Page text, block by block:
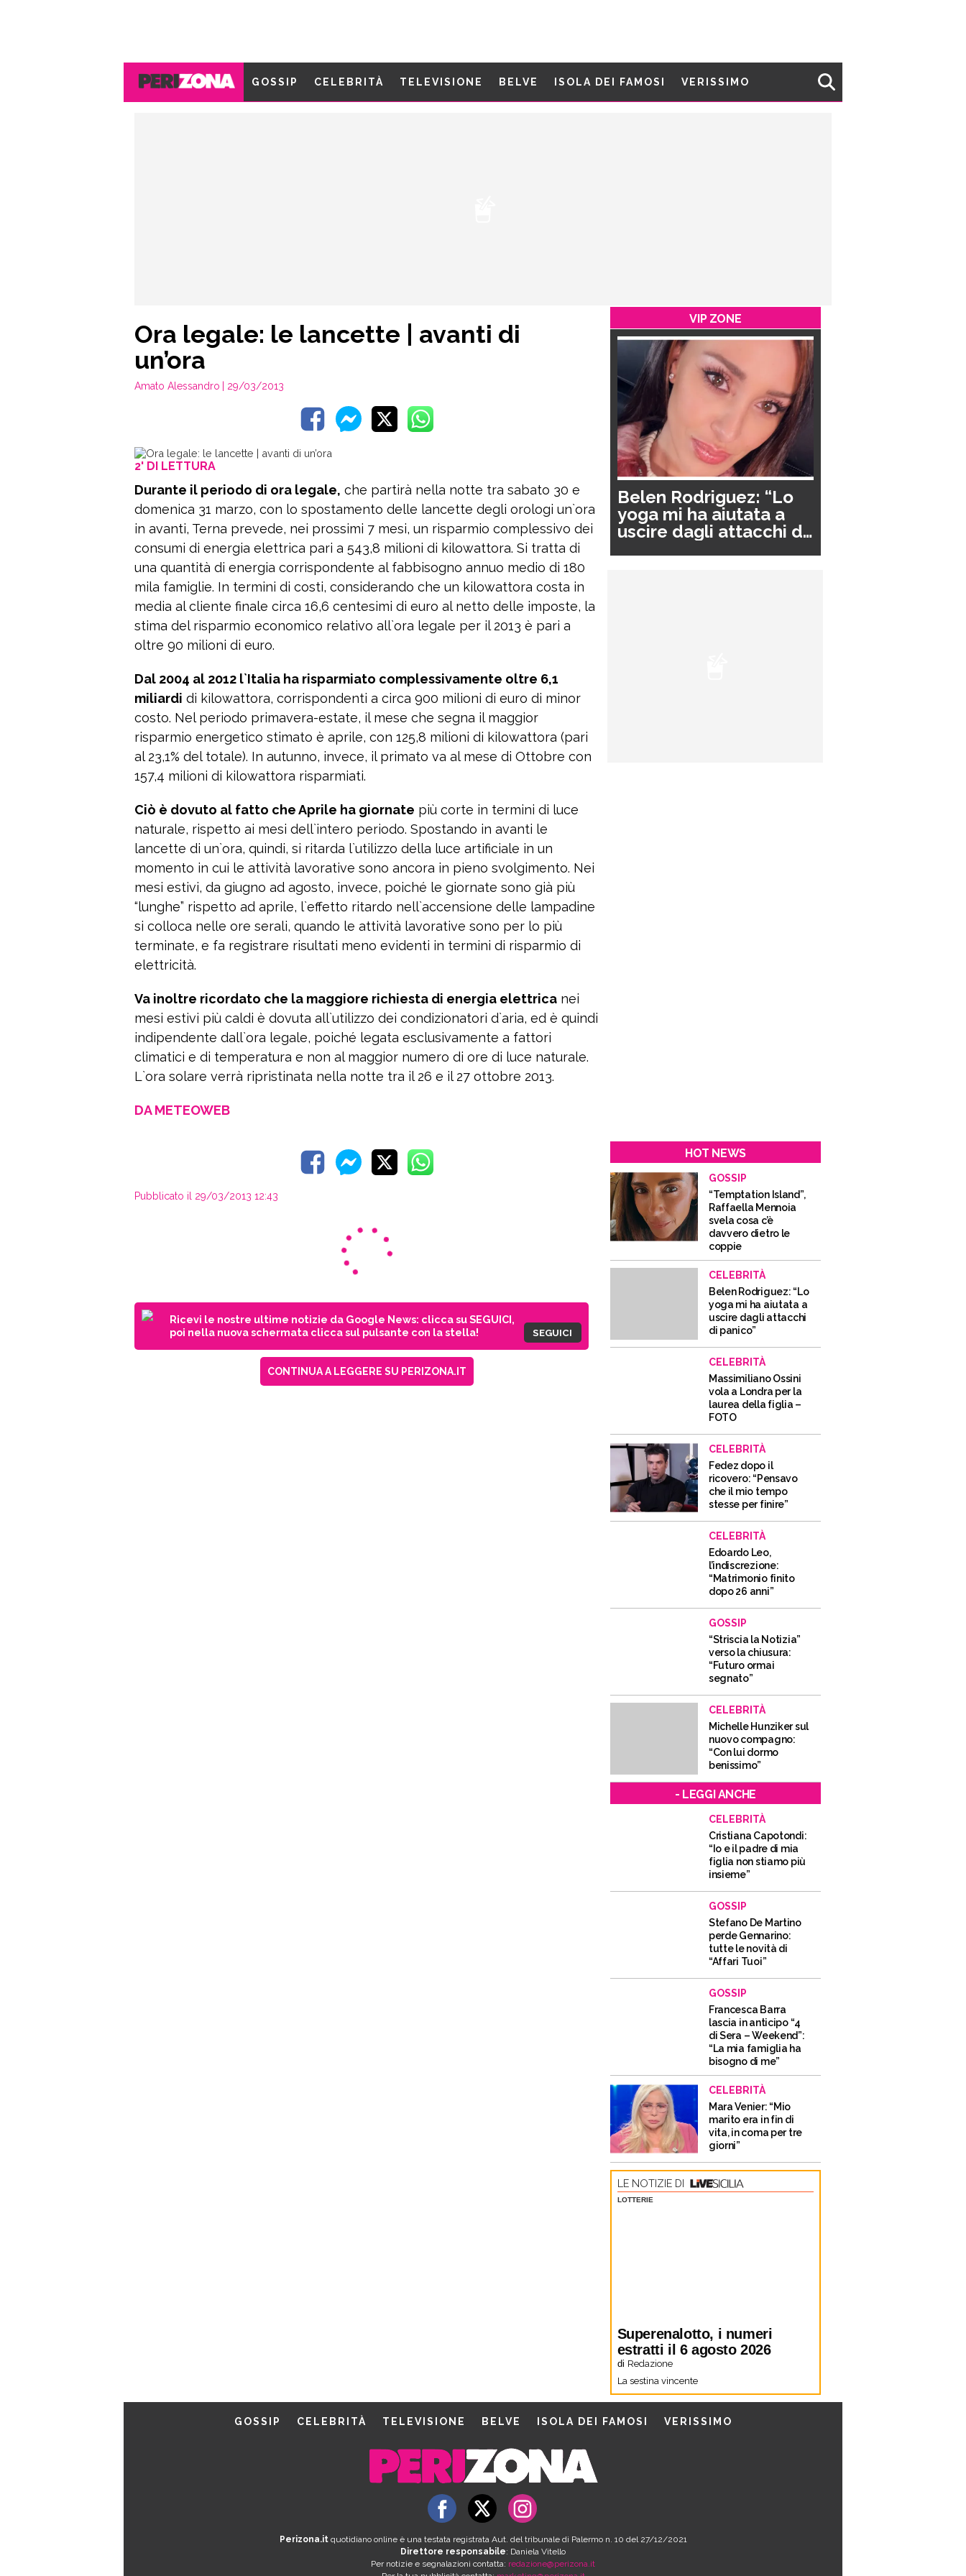
GOSSIP CELEBRITÀ TELEVISIONE BELVE ISOLA DEI FAMOSI VERISSIMO
Ora legale: le lancette | avanti di
un’ora
Amato Alessandro | 29/03/2013
2' DI LETTURA
Durante il periodo di ora legale, che partirà nella notte tra sabato 30 e
domenica 31 marzo, con lo spostamento delle lancette degli orologi un`ora
in avanti, Terna prevede, nei prossimi 7 mesi, un risparmio complessivo dei
consumi di energia elettrica pari a 543,8 milioni di kilowattora. Si tratta di
una quantità di energia corrispondente al fabbisogno annuo medio di 180
mila famiglie. In termini di costi, considerando che un kilowattora costa in
media al cliente finale circa 16,6 centesimi di euro al netto delle imposte, la
stima del risparmio economico relativo all`ora legale per il 2013 è pari a
oltre 90 milioni di euro.
Dal 2004 al 2012 l`Italia ha risparmiato complessivamente oltre 6,1
miliardi di kilowattora, corrispondenti a circa 900 milioni di euro di minor
costo. Nel periodo primavera-estate, il mese che segna il maggior
risparmio energetico stimato è aprile, con 125,8 milioni di kilowattora (pari
al 23,1% del totale). In autunno, invece, il primato va al mese di Ottobre con
157,4 milioni di kilowattora risparmiati.
Ciò è dovuto al fatto che Aprile ha giornate più corte in termini di luce
naturale, rispetto ai mesi dell`intero periodo. Spostando in avanti le
lancette di un`ora, quindi, si ritarda l`utilizzo della luce artificiale in un
momento in cui le attività lavorative sono ancora in pieno svolgimento. Nei
mesi estivi, da giugno ad agosto, invece, poiché le giornate sono già più
“lunghe” rispetto ad aprile, l`effetto ritardo nell`accensione delle lampadine
si colloca nelle ore serali, quando le attività lavorative sono per lo più
terminate, e fa registrare risultati meno evidenti in termini di risparmio di
elettricità.
Va inoltre ricordato che la maggiore richiesta di energia elettrica nei
mesi estivi più caldi è dovuta all`utilizzo dei condizionatori d`aria, ed è quindi
indipendente dall`ora legale, poiché legata esclusivamente a fattori
climatici e di temperatura e non al maggior numero di ore di luce naturale.
L`ora solare verrà ripristinata nella notte tra il 26 e il 27 ottobre 2013.
DA METEOWEB
Pubblicato il 29/03/2013 12:43
Ricevi le nostre ultime notizie da Google News: clicca su SEGUICI,
poi nella nuova schermata clicca sul pulsante con la stella!
SEGUICI
CONTINUA A LEGGERE SU PERIZONA.IT
VIP ZONE
Belen Rodriguez: “Lo
yoga mi ha aiutata a
uscire dagli attacchi di
HOT NEWS
GOSSIP
“Temptation Island”,
Raffaella Mennoia
svela cosa c’è
davvero dietro le
coppie
CELEBRITÀ
Belen Rodriguez: “Lo
yoga mi ha aiutata a
uscire dagli attacchi
di panico”
CELEBRITÀ
Massimiliano Ossini
vola a Londra per la
laurea della figlia –
FOTO
CELEBRITÀ
Fedez dopo il
ricovero: “Pensavo
che il mio tempo
stesse per finire”
CELEBRITÀ
Edoardo Leo,
l’indiscrezione:
“Matrimonio finito
dopo 26 anni”
GOSSIP
“Striscia la Notizia”
verso la chiusura:
“Futuro ormai
segnato”
CELEBRITÀ
Michelle Hunziker sul
nuovo compagno:
“Con lui dormo
benissimo”
- LEGGI ANCHE
CELEBRITÀ
Cristiana Capotondi:
“Io e il padre di mia
figlia non stiamo più
insieme”
GOSSIP
Stefano De Martino
perde Gennarino:
tutte le novità di
“Affari Tuoi”
GOSSIP
Francesca Barra
lascia in anticipo “4
di Sera – Weekend”:
“La mia famiglia ha
bisogno di me”
CELEBRITÀ
Mara Venier: “Mio
marito era in fin di
vita, in coma per tre
giorni”
LE NOTIZIE DI
LOTTERIE
Superenalotto, i numeri
estratti il 6 agosto 2026
di Redazione
La sestina vincente
GOSSIP CELEBRITÀ TELEVISIONE BELVE ISOLA DEI FAMOSI VERISSIMO
Perizona.itquotidiano online è una testata registrata Aut. del tribunale di Palermo n. 10 del 27/12/2021
Direttore responsabile: Daniela Vitello
Per notizie e segnalazioni contatta: redazione@perizona.it